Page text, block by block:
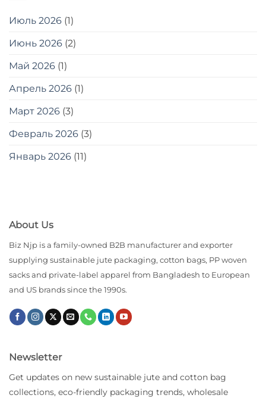
Июль 2026 (1)
Июнь 2026 (2)
Май 2026 (1)
Апрель 2026 (1)
Март 2026 (3)
Февраль 2026 (3)
Январь 2026 (11)
About Us
Biz Njp is a family-owned B2B manufacturer and exporter
supplying sustainable jute packaging, cotton bags, PP woven
sacks and private-label apparel from Bangladesh to European
and US brands since the 1990s.
Newsletter
Get updates on new sustainable jute and cotton bag
collections, eco-friendly packaging trends, wholesale